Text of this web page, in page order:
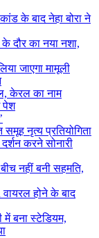
के बाद नेहा बोरा ने
दौर का नया नशा,
जाएगा मामूली
केरल का नाम
पेश
नृत्य प्रतियोगिता
करने सोनारी
नहीं बनी सहमति,
वायरल होने के बाद
में बना स्टेडियम,